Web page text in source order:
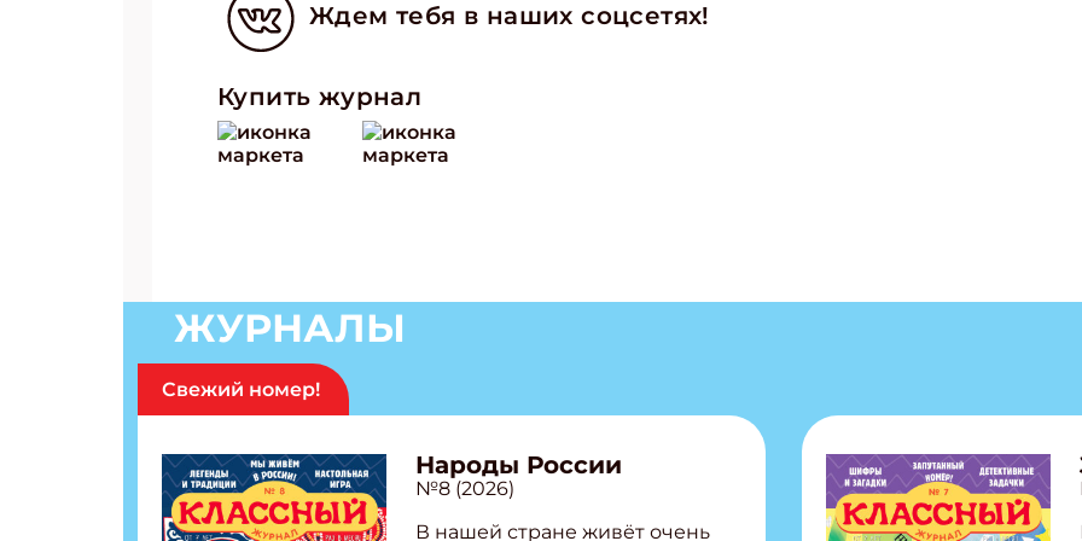
Ждем тебя в наших соцсетях!
Купить журнал
ЖУРНАЛЫ
Свежий номер!
Народы России
№8 (2026)
В нашей стране живёт очень